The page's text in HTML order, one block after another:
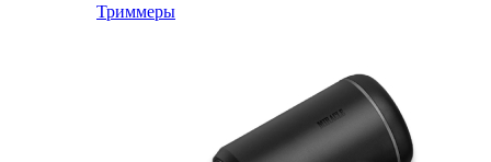
Триммеры